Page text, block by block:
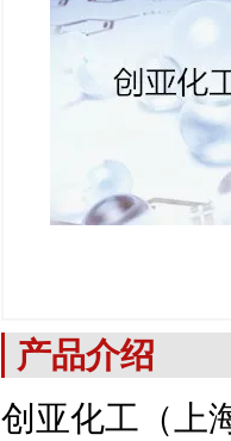
产品介绍
创亚化工（上